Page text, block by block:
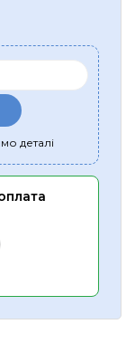
деталі